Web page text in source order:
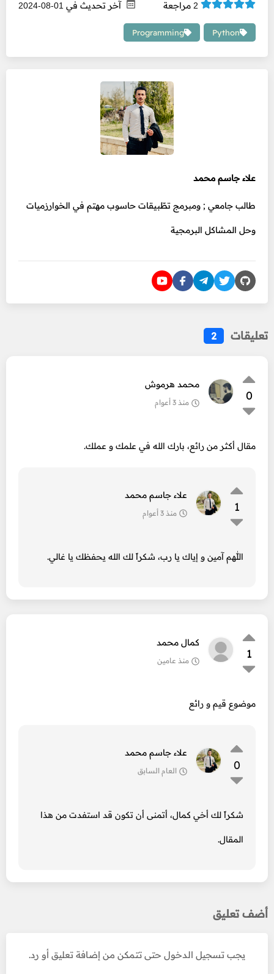
2 مراجعة آخر تحديث في 01-08-2024
Python
Programming
علاء جاسم محمد
طالب جامعي ; ومبرمج تطّبيقات حاسوب مهتم في الخوارزميات
وحل المشاكل البرمجية
تعليقات 2
0
محمد هرموش
منذ 3 أعوام
مقال أكثر من رائع، بارك الله في علمك و عملك.
1
علاء جاسم محمد
منذ 3 أعوام
اللّٰهم آمين و إياك يا رب، شكراً لك الله يحفظك يا غالي.
1
كمال محمد
منذ عامين
موضوع قيم و رائع
0
علاء جاسم محمد
العام السابق
شكراً لك أخي كمال، أتمنى أن تكون قد استفدت من هذا
المقال.
أضف تعليق
يجب تسجيل الدخول حتى تتمكن من إضافة تعليق أو رد.